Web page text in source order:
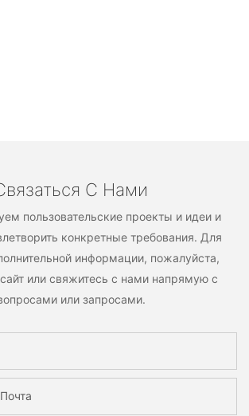
С Нами
пользовательские проекты и идеи и
конкретные требования. Для
информации, пожалуйста,
или свяжитесь с нами напрямую с
или запросами.